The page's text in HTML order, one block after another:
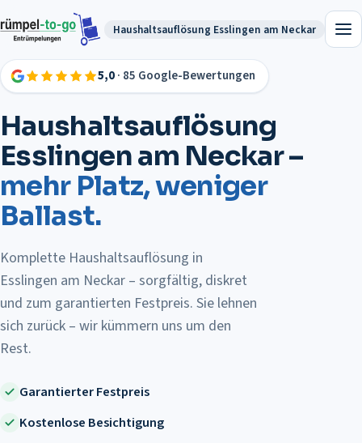
Haushaltsauflösung Esslingen am Neckar
5,0· 85 Google-Bewertungen
Haushaltsauflösung
Esslingen am Neckar–
mehr Platz, weniger
Ballast.
Komplette Haushaltsauflösung in
Esslingen am Neckar – sorgfältig, diskret
und zum garantierten Festpreis. Sie lehnen
sich zurück – wir kümmern uns um den
Rest.
Garantierter Festpreis
Kostenlose Besichtigung